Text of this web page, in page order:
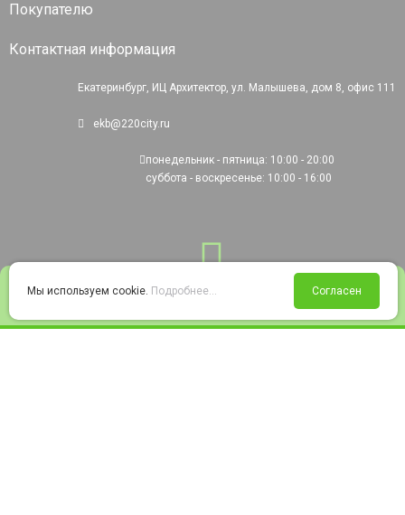
Войти Избранное Корзина
Покупателю
Контактная информация
Екатеринбург, ИЦ Архитектор, ул. Малышева, дом 8, офис 111
ekb@220city.ru
понедельник - пятница: 10:00 - 20:00
суббота - воскресенье: 10:00 - 16:00
Мы используем cookie. Подробнее... Согласен